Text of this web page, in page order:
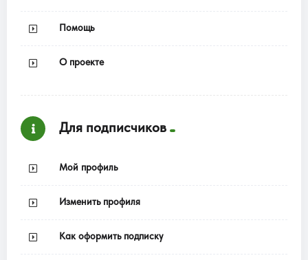
Помощь
О проекте
Для подписчиков
Мой профиль
Изменить профиля
Как оформить подписку